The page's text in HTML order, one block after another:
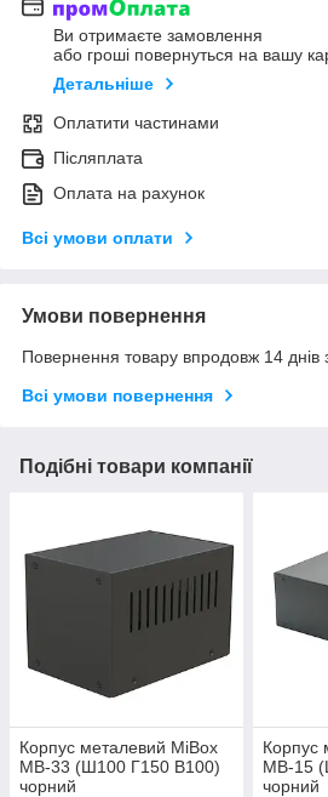
Ви отримаєте замовлення
або гроші повернуться на вашу
Детальніше
Оплатити частинами
Післяплата
Оплата на рахунок
Всі умови оплати
Умови повернення
Повернення товару впродовж 14 днів
Всі умови повернення
Подібні товари компанії
Корпус металевий MiBox
MB-33 (Ш100 Г150 В100)
чорний
Корпус
MB-15
чорний